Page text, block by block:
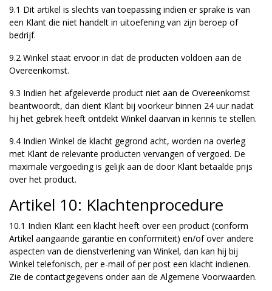
9.1 Dit artikel is slechts van toepassing indien er sprake is van
een Klant die niet handelt in uitoefening van zijn beroep of
bedrijf.
9.2 Winkel staat ervoor in dat de producten voldoen aan de
Overeenkomst.
9.3 Indien het afgeleverde product niet aan de Overeenkomst
beantwoordt, dan dient Klant bij voorkeur binnen 24 uur nadat
hij het gebrek heeft ontdekt Winkel daarvan in kennis te stellen.
9.4 Indien Winkel de klacht gegrond acht, worden na overleg
met Klant de relevante producten vervangen of vergoed. De
maximale vergoeding is gelijk aan de door Klant betaalde prijs
over het product.
Artikel 10: Klachtenprocedure
10.1 Indien Klant een klacht heeft over een product (conform
Artikel aangaande garantie en conformiteit) en/of over andere
aspecten van de dienstverlening van Winkel, dan kan hij bij
Winkel telefonisch, per e-mail of per post een klacht indienen.
Zie de contactgegevens onder aan de Algemene Voorwaarden.